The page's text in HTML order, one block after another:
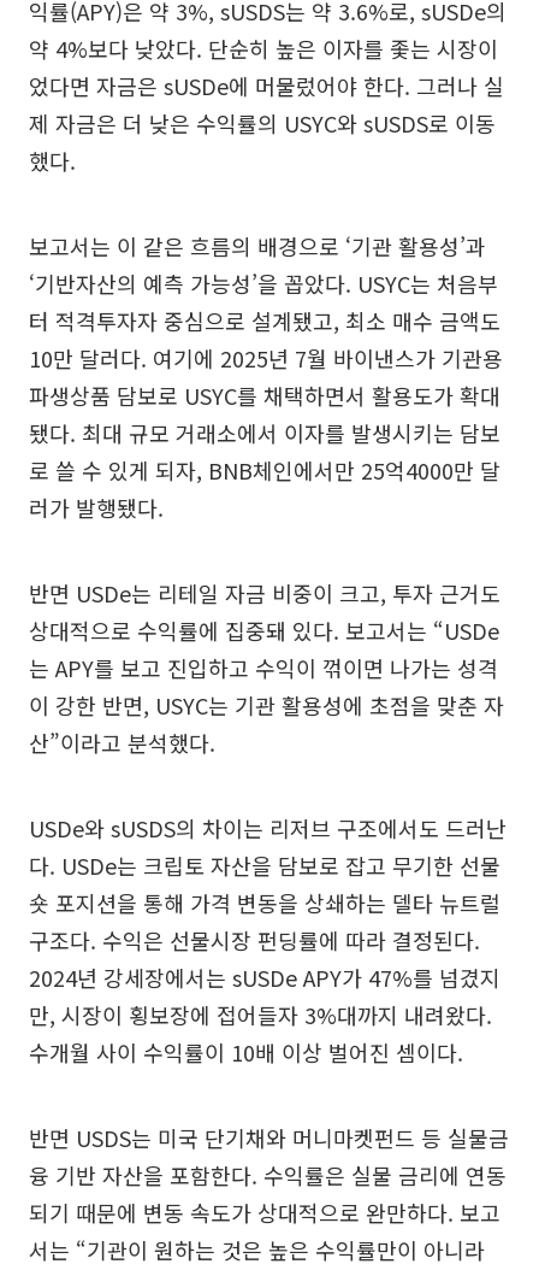
익률(APY)은 약 3%, sUSDS는 약 3.6%로, sUSDe의
약 4%보다 낮았다. 단순히 높은 이자를 좇는 시장이
었다면 자금은 sUSDe에 머물렀어야 한다. 그러나 실
제 자금은 더 낮은 수익률의 USYC와 sUSDS로 이동
했다.
보고서는 이 같은 흐름의 배경으로 ‘기관 활용성’과
‘기반자산의 예측 가능성’을 꼽았다. USYC는 처음부
터 적격투자자 중심으로 설계됐고, 최소 매수 금액도
10만 달러다. 여기에 2025년 7월 바이낸스가 기관용
파생상품 담보로 USYC를 채택하면서 활용도가 확대
됐다. 최대 규모 거래소에서 이자를 발생시키는 담보
로 쓸 수 있게 되자, BNB체인에서만 25억4000만 달
러가 발행됐다.
반면 USDe는 리테일 자금 비중이 크고, 투자 근거도
상대적으로 수익률에 집중돼 있다. 보고서는 “USDe
는 APY를 보고 진입하고 수익이 꺾이면 나가는 성격
이 강한 반면, USYC는 기관 활용성에 초점을 맞춘 자
산”이라고 분석했다.
USDe와 sUSDS의 차이는 리저브 구조에서도 드러난
다. USDe는 크립토 자산을 담보로 잡고 무기한 선물
숏 포지션을 통해 가격 변동을 상쇄하는 델타 뉴트럴
구조다. 수익은 선물시장 펀딩률에 따라 결정된다.
2024년 강세장에서는 sUSDe APY가 47%를 넘겼지
만, 시장이 횡보장에 접어들자 3%대까지 내려왔다.
수개월 사이 수익률이 10배 이상 벌어진 셈이다.
반면 USDS는 미국 단기채와 머니마켓펀드 등 실물금
융 기반 자산을 포함한다. 수익률은 실물 금리에 연동
되기 때문에 변동 속도가 상대적으로 완만하다. 보고
서는 “기관이 원하는 것은 높은 수익률만이 아니라